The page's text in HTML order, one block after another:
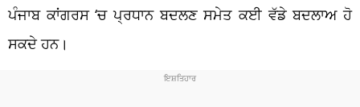
ਪੰਜਾਬ ਕਾਂਗਰਸ ‘ਚ ਪ੍ਰਧਾਨ ਬਦਲਣ ਸਮੇਤ ਕਈ ਵੱਡੇ ਬਦਲਾਅ ਹੋ
ਸਕਦੇ ਹਨ।